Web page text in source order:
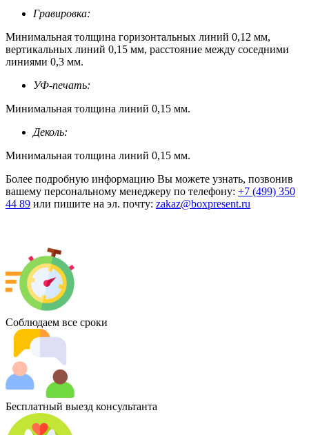
Гравировка:
Минимальная толщина горизонтальных линий 0,12 мм,
вертикальных линий 0,15 мм, расстояние между соседними
линиями 0,3 мм.
УФ-печать:
Минимальная толщина линий 0,15 мм.
Деколь:
Минимальная толщина линий 0,15 мм.
Более подробную информацию Вы можете узнать, позвонив
вашему персональному менеджеру по телефону: +7 (499) 350
44 89 или пишите на эл. почту: zakaz@boxpresent.ru
Соблюдаем все сроки
Бесплатный выезд консультанта